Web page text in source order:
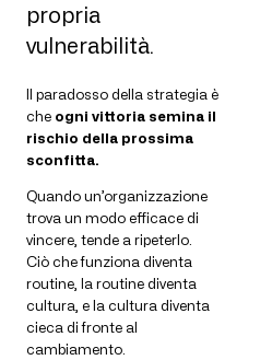
propria
vulnerabilità.
Il paradosso della strategia è
che ogni vittoria semina il
rischio della prossima
sconfitta.
Quando un’organizzazione
trova un modo efficace di
vincere, tende a ripeterlo.
Ciò che funziona diventa
routine, la routine diventa
cultura, e la cultura diventa
cieca di fronte al
cambiamento.